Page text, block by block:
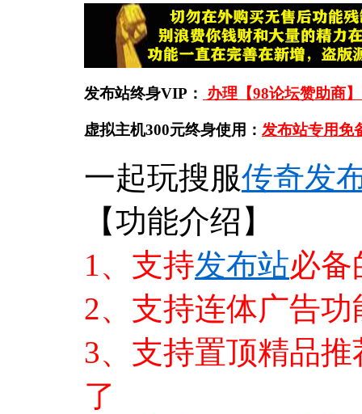
发布站终身VIP： 办理【98论坛赞助商
虚拟主机300元终身使用： 发布站专用免
一起玩搜服传奇发
【功能介绍】
1、支持发布站必备
2、支持连体广告
3、支持置顶精品
了